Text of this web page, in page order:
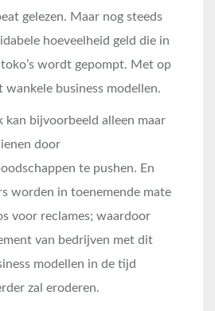
gelezen. Maar nog steeds
hoeveelheid geld die in
wordt gepompt. Met op
wankele business modellen.
kan bijvoorbeeld alleen maar
door
te pushen. En
worden in toenemende mate
voor reclames; waardoor
van bedrijven met dit
modellen in de tijd
zal eroderen.